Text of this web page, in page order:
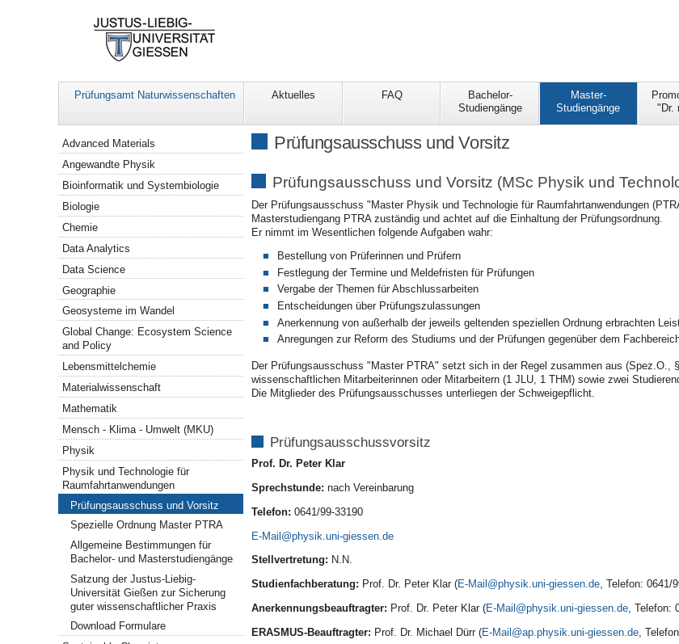
Prüfungsamt Naturwissenschaften Aktuelles FAQ
Bachelor-
Studiengänge
Master-
Studiengänge
"Dr.
Prüfungsausschuss und Vorsitz
Prüfungsausschuss und Vorsitz (MSc Physik und
Der Prüfungsausschuss "Master Physik und Technologie für Raumfahrtanwendungen
Masterstudiengang PTRA zuständig und achtet auf die Einhaltung der Prüfungsordnung.
Er nimmt im Wesentlichen folgende Aufgaben wahr:
Bestellung von Prüferinnen und Prüfern
Festlegung der Termine und Meldefristen für Prüfungen
Vergabe der Themen für Abschlussarbeiten
Entscheidungen über Prüfungszulassungen
Anerkennung von außerhalb der jeweils geltenden speziellen Ordnung erbrachten
Anregungen zur Reform des Studiums und der Prüfungen gegenüber dem
Der Prüfungsausschuss "Master PTRA" setzt sich in der Regel zusammen aus (Spez.O.,
wissenschaftlichen Mitarbeiterinnen oder Mitarbeitern (1 JLU, 1 THM) sowie zwei
Die Mitglieder des Prüfungsausschusses unterliegen der Schweigepflicht.
Prüfungsausschussvorsitz
Prof. Dr. Peter Klar
Sprechstunde: nach Vereinbarung
Telefon: 0641/99-33190
E-Mail
Stellvertretung: N.N.
Studienfachberatung: Prof. Dr. Peter Klar (E-Mail , Telefon: 0641/
Anerkennungsbeauftragter: Prof. Dr. Peter Klar (E-Mail
Telefon:
ERASMUS-Beauftragter: Prof. Dr. Michael Dürr (E-Mail ,
Navigation
Advanced Materials
Angewandte Physik
Bioinformatik und Systembiologie
Biologie
Chemie
Data Analytics
Data Science
Geographie
Geosysteme im Wandel
Global Change: Ecosystem Science
and Policy
Lebensmittelchemie
Materialwissenschaft
Mathematik
Mensch - Klima - Umwelt (MKU)
Physik
Physik und Technologie für
Raumfahrtanwendungen
Prüfungsausschuss und Vorsitz
Spezielle Ordnung Master PTRA
Allgemeine Bestimmungen für
Bachelor- und Masterstudiengänge
Satzung der Justus-Liebig-
Universität Gießen zur Sicherung
guter wissenschaftlicher Praxis
Download Formulare